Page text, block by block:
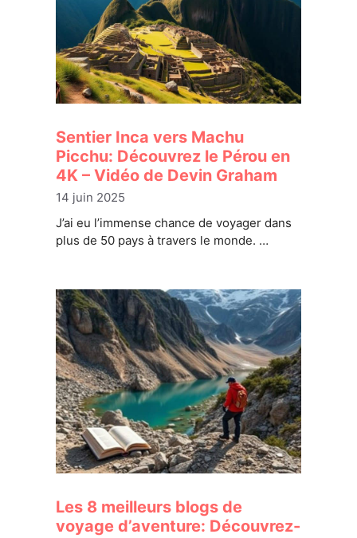
Sentier Inca vers Machu
Picchu: Découvrez le Pérou en
4K – Vidéo de Devin Graham
14 juin 2025
J’ai eu l’immense chance de voyager dans
plus de 50 pays à travers le monde. …
Les 8 meilleurs blogs de
voyage d’aventure: Découvrez-